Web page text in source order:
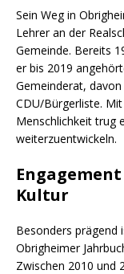
Sein Weg in
Lehrer an der
Gemeinde. Bereits
er bis 2019
Gemeinderat,
CDU/Bürgerliste.
Menschlichkeit trug
weiterzuentwickeln.
Kultur
Besonders prägend
Obrigheimer
Zwischen 2010 und